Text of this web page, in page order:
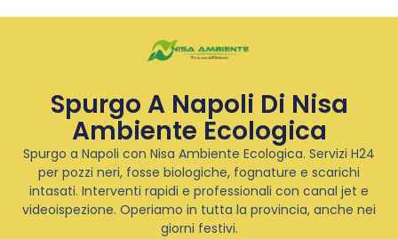
Spurgo A Napoli Di Nisa
Ambiente Ecologica
Spurgo a Napoli con Nisa Ambiente Ecologica. Servizi H24
per pozzi neri, fosse biologiche, fognature e scarichi
intasati. Interventi rapidi e professionali con canal jet e
videoispezione. Operiamo in tutta la provincia, anche nei
giorni festivi.